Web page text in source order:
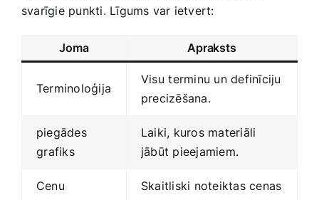
svarīgie punkti. Līgums var ietvert:
Joma Apraksts
Terminoloģija
Visu⁣ terminu un definīciju
precizēšana.
piegādes
⁣grafiks
Laiki, kuros materiāli
jābūt pieejamiem.
Cenu
Skaitliski noteiktas cenas